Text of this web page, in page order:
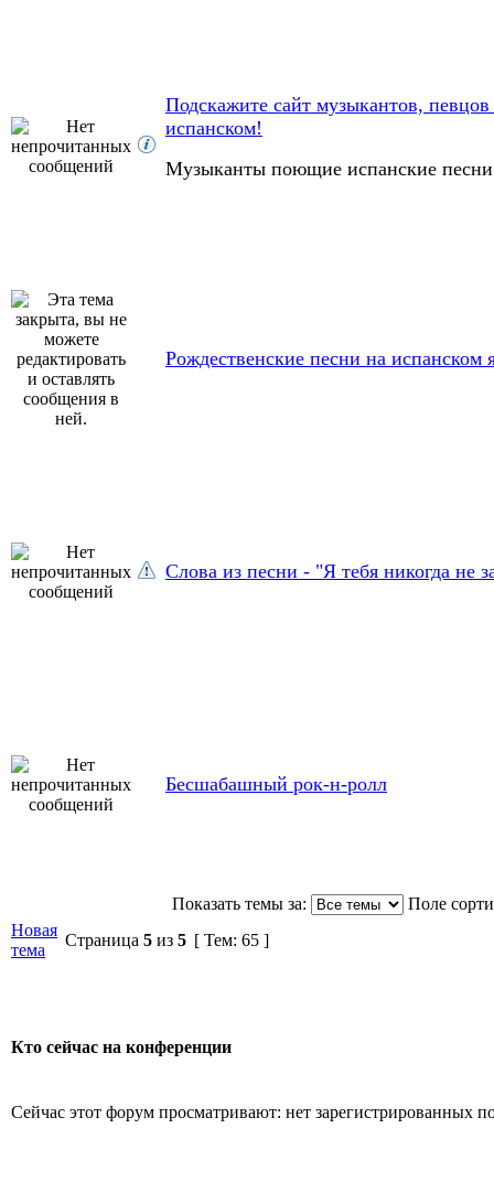
Подскажите сайт музыкантов, певцов
испанском!
Музыканты поющие испанские песни
Рождественские песни на испанском
Слова из песни - "Я тебя никогда не
Бесшабашный рок-н-ролл
Показать темы за:
Поле
Новая
тема
Страница 5 из 5 [ Тем: 65 ]
Кто сейчас на конференции
Сейчас этот форум просматривают: нет зарегистрированных